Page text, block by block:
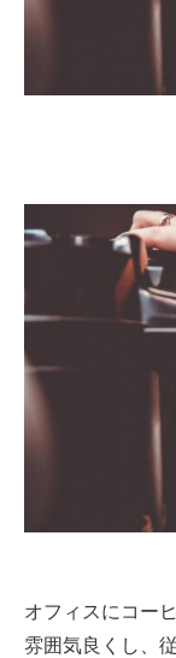
オフィスにコー
雰囲気良くし、